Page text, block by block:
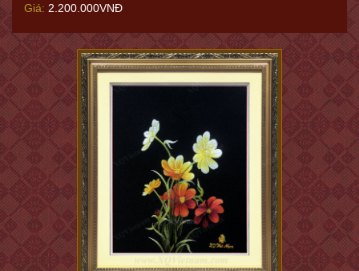
Giá: 2.200.000VNĐ